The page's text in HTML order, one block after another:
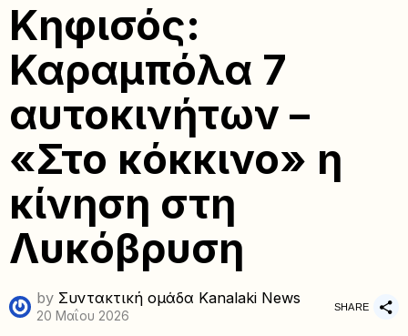
Κηφισός:
Καραμπόλα 7
αυτοκινήτων –
«Στο κόκκινο» η
κίνηση στη
Λυκόβρυση
by Συντακτική ομάδα Kanalaki News
20 Μαΐου 2026
SHARE